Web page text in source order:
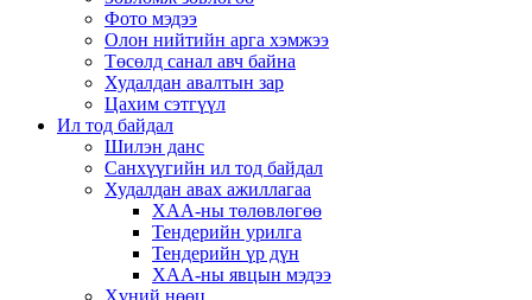
Фото мэдээ
Олон нийтийн арга хэмжээ
Төсөлд санал авч байна
Худалдан авалтын зар
Цахим сэтгүүл
Ил тод байдал
Шилэн данс
Санхүүгийн ил тод байдал
Худалдан авах ажиллагаа
ХАА-ны төлөвлөгөө
Тендерийн урилга
Тендерийн үр дүн
ХАА-ны явцын мэдээ
Хүний нөөц